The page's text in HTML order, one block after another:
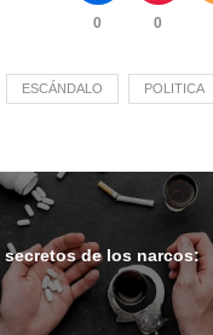
0 0
ESCÁNDALO POLITICA
de los narcos: